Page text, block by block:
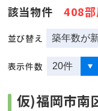
該当物件 408部
並び替え
表示件数
仮)福岡市南